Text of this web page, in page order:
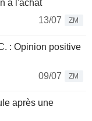
à l'achat
13/07
ZM
: Opinion positive
09/07
ZM
après une